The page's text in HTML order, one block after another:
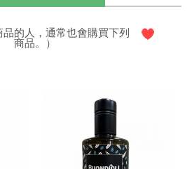
品的人，通常也會購買下列
商品。）